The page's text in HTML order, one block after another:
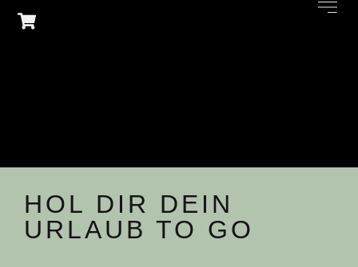
HOL DIR DEIN
URLAUB TO GO